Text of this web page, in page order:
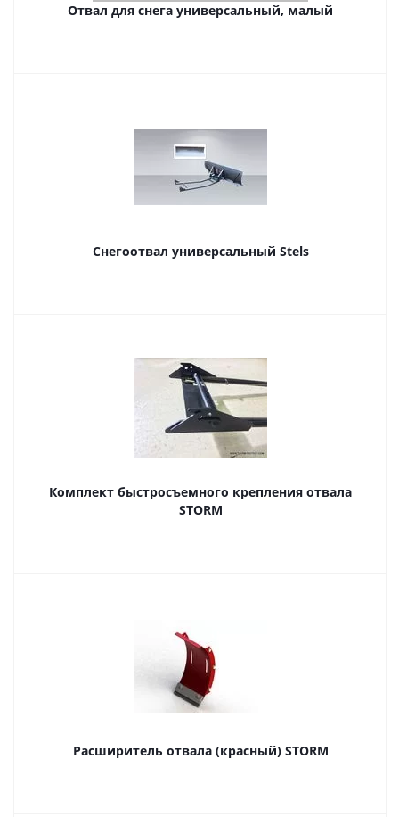
Отвал для снега универсальный, малый
Снегоотвал универсальный Stels
Комплект быстросъемного крепления отвала
STORM
Расширитель отвала (красный) STORM